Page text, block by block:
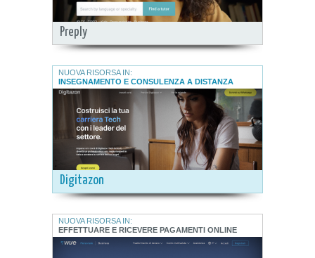
Preply
Digitazon
NUOVA RISORSA IN:
INSEGNAMENTO E CONSULENZA A DISTANZA
NUOVA RISORSA IN:
EFFETTUARE E RICEVERE PAGAMENTI ONLINE